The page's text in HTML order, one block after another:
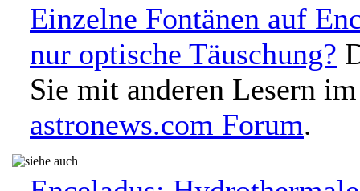
Einzelne Fontänen auf
nur optische Täuschung?
Sie mit anderen Lesern im
astronews.com Forum.